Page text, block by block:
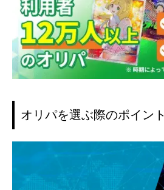
オリパを選ぶ際のポイント